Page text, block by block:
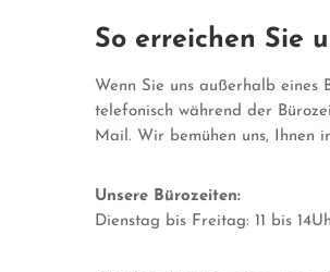
So erreichen Sie
Wenn Sie uns außerhalb eines
telefonisch während der
Mail. Wir bemühen uns, Ihnen
Unsere Bürozeiten:
Dienstag bis Freitag: 11 bis